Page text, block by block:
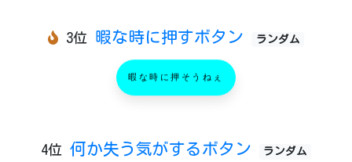
3位 暇な時に押すボタン ランダム
暇な時に押そうねぇ
4位 何か失う気がするボタン ランダム